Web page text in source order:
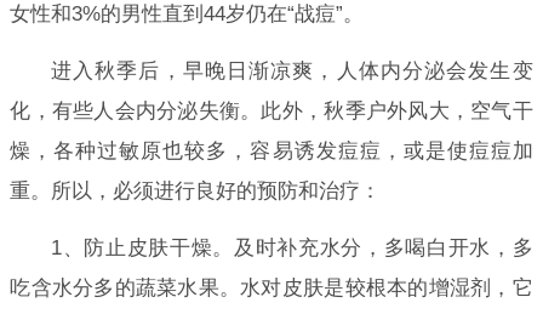
女性和3%的男性直到44岁仍在“战痘”。
进入秋季后，早晚日渐凉爽，人体内分泌会发生变
化，有些人会内分泌失衡。此外，秋季户外风大，空气干
燥，各种过敏原也较多，容易诱发痘痘，或是使痘痘加
重。所以，必须进行良好的预防和治疗：
1、防止皮肤干燥。及时补充水分，多喝白开水，多
吃含水分多的蔬菜水果。水对皮肤是较根本的增湿剂，它